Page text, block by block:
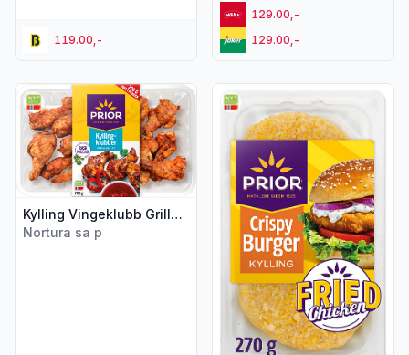
119.00,-
129.00,-
129.00,-
Kylling Vingeklubb Grillet 700g Prior
Nortura sa p
Vis flere detaljer for produktet "Kylling Vingeklubb Grillet
Vis flere detaljer for